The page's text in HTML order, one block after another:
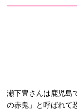
瀬下豊さんは鹿児島
の赤鬼」と呼ばれて